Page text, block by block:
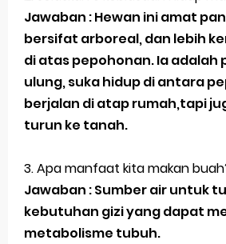
Latihan Tema 1
Soal dan Kunci Jawaban
Soal dan Kunci Jawaban PAT
Soal dan Jawaban PLBJ
Pengguna Jalan
Soal dan Jawaban
Jawaban : Hewan ini amat
bersifat arboreal, dan lebih
di atas pepohonan. Ia adalah
ulung, suka hidup di antara
berjalan di atap rumah,tapi
turun ke tanah.
3. Apa manfaat kita makan
Jawaban : Sumber air untuk
kebutuhan gizi yang dapat
metabolisme tubuh.